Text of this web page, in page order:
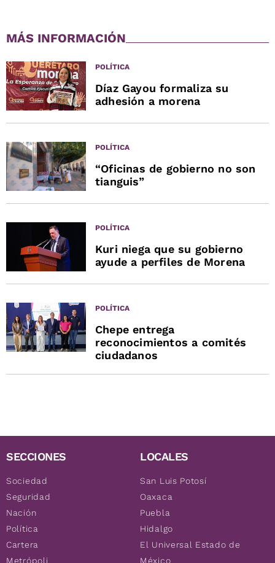
MÁS INFORMACIÓN
POLÍTICA
Díaz Gayou formaliza su
adhesión a morena
POLÍTICA
“Oficinas de gobierno no son
tianguis”
POLÍTICA
Kuri niega que su gobierno
ayude a perfiles de Morena
POLÍTICA
Chepe entrega
reconocimientos a comités
ciudadanos
SECCIONES
Sociedad
Seguridad
Nación
Política
Cartera
Metrópoli
LOCALES
San Luis Potosí
Oaxaca
Puebla
Hidalgo
El Universal Estado de
México